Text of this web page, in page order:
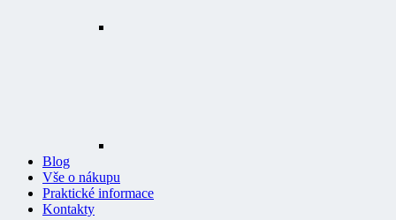
Vše o nákupu
Praktické informace
Kontakty
Prodejny